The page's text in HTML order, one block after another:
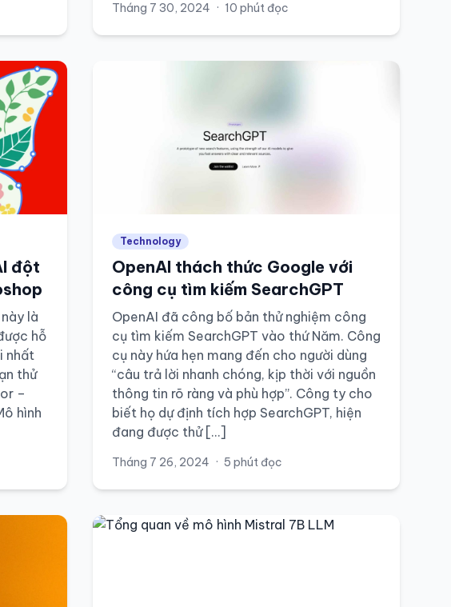
Tháng 7 30, 2024 · 10 phút đọc
đột
là
hỗ
nhất
thử
–
hình
Technology
OpenAI thách thức Google với
công cụ tìm kiếm SearchGPT
OpenAI đã công bố bản thử nghiệm công
cụ tìm kiếm SearchGPT vào thứ Năm. Công
cụ này hứa hẹn mang đến cho người dùng
“câu trả lời nhanh chóng, kịp thời với nguồn
thông tin rõ ràng và phù hợp”. Công ty cho
biết họ dự định tích hợp SearchGPT, hiện
đang được thử […]
Tháng 7 26, 2024 · 5 phút đọc